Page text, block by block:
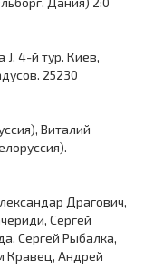
J. 4-й тур. Киев,
25230
Виталий
Драгович,
Сергей
Сергей Рыбалка,
Кравец, Андрей